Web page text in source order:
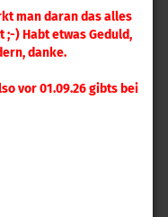
man daran das alles
) Habt etwas Geduld,
danke.
vor 01.09.26 gibts bei
48 pro Seite
pro Seite
9 »